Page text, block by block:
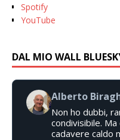
Spotify
YouTube
DAL MIO WALL
Alberto
Non ho dubbi,
condivisibile.
cadavere caldo